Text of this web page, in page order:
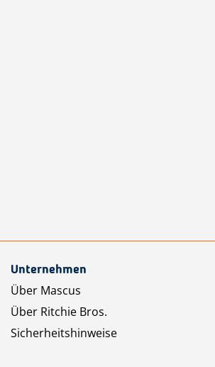
Unternehmen
Über Mascus
Über Ritchie Bros.
Sicherheitshinweise